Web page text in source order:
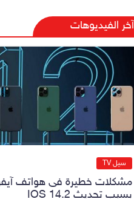
النزاهة
منزل
وزراء
الكاظمية
8 أغسطس، 2026
No Comment
رئيس
بارزاني
عن وجود
8 أغسطس، 2026 No Comment
آخر الفيديوهات
سيل TV
مشكلات خطيرة فى هواتف
بسبب تحديث IOS 14.2